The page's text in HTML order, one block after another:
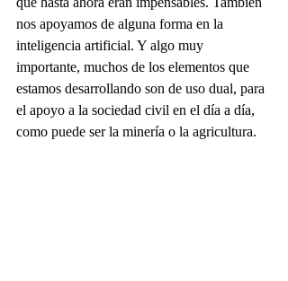
nos apoyamos de alguna forma en la
inteligencia artificial. Y algo muy
importante, muchos de los elementos que
estamos desarrollando son de uso dual, para
el apoyo a la sociedad civil en el día a día,
como puede ser la minería o la agricultura.